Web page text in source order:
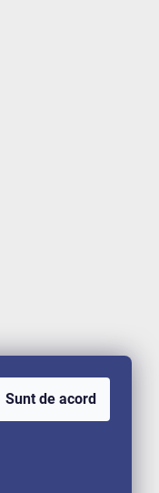
Sunt de acord